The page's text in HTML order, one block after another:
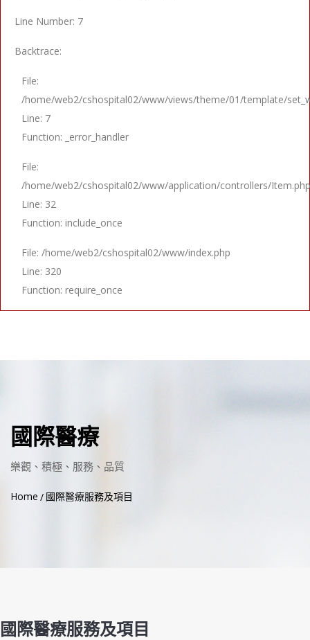
Line Number: 7
Backtrace:
File:
/home/web2/cshospital02/www/views/theme/01/template/
Line: 7
Function: _error_handler
File:
/home/web2/cshospital02/www/application/controllers/Item.php
Line: 32
Function: include_once
File: /home/web2/cshospital02/www/index.php
Line: 320
Function: require_once
國際醫療
樂觀、積極、服務、品質
Home 國際醫療服務及項目
國際醫療服務及項目